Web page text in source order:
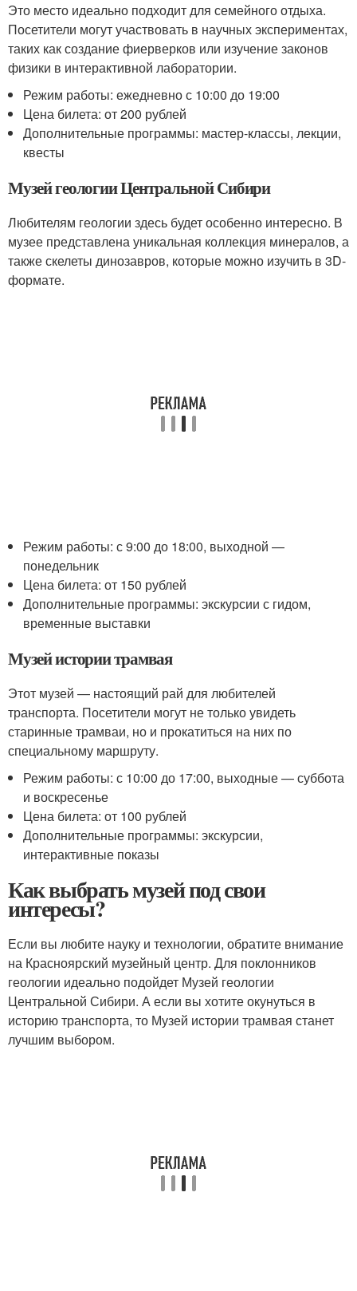
Это место идеально подходит для семейного отдыха.
Посетители могут участвовать в научных экспериментах,
таких как создание фиерверков или изучение законов
физики в интерактивной лаборатории.
Режим работы: ежедневно с 10:00 до 19:00
Цена билета: от 200 рублей
Дополнительные программы: мастер-классы, лекции,
квесты
Музей геологии Центральной Сибири
Любителям геологии здесь будет особенно интересно. В
музее представлена уникальная коллекция минералов, а
также скелеты динозавров, которые можно изучить в 3D-
формате.
Режим работы: с 9:00 до 18:00, выходной —
понедельник
Цена билета: от 150 рублей
Дополнительные программы: экскурсии с гидом,
временные выставки
Музей истории трамвая
Этот музей — настоящий рай для любителей
транспорта. Посетители могут не только увидеть
старинные трамваи, но и прокатиться на них по
специальному маршруту.
Режим работы: с 10:00 до 17:00, выходные — суббота
и воскресенье
Цена билета: от 100 рублей
Дополнительные программы: экскурсии,
интерактивные показы
Как выбрать музей под свои
интересы?
Если вы любите науку и технологии, обратите внимание
на Красноярский музейный центр. Для поклонников
геологии идеально подойдет Музей геологии
Центральной Сибири. А если вы хотите окунуться в
историю транспорта, то Музей истории трамвая станет
лучшим выбором.